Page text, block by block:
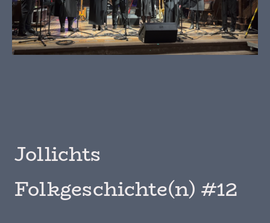
Jollichts
Folkgeschichte(n) #12